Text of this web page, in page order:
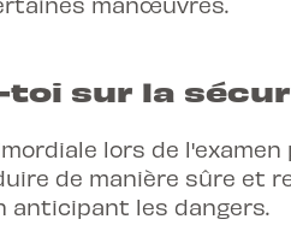
toi sur la
lors de
de manière sûre et
anticipant les dangers.